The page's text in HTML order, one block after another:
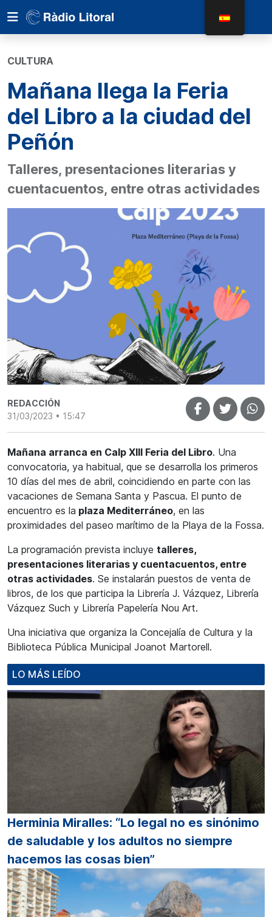
CULTURA
Mañana llega la Feria
del Libro a la ciudad del
Peñón
Talleres, presentaciones literarias y
cuentacuentos, entre otras actividades
REDACCIÓN
31/03/2023 • 15:47
Mañana arranca en Calp XIII Feria del Libro. Una
convocatoria, ya habitual, que se desarrolla los primeros
10 días del mes de abril, coincidiendo en parte con las
vacaciones de Semana Santa y Pascua. El punto de
encuentro es la plaza Mediterráneo, en las
proximidades del paseo marítimo de la Playa de la Fossa.
La programación prevista incluye talleres,
presentaciones literarias y cuentacuentos, entre
otras actividades. Se instalarán puestos de venta de
libros, de los que participa la Librería J. Vázquez, Librería
Vázquez Such y Librería Papelería Nou Art.
Una iniciativa que organiza la Concejalía de Cultura y la
Biblioteca Pública Municipal Joanot Martorell.
LO MÁS LEÍDO
Herminia Miralles: “Lo legal no es sinónimo
de saludable y los adultos no siempre
hacemos las cosas bien”